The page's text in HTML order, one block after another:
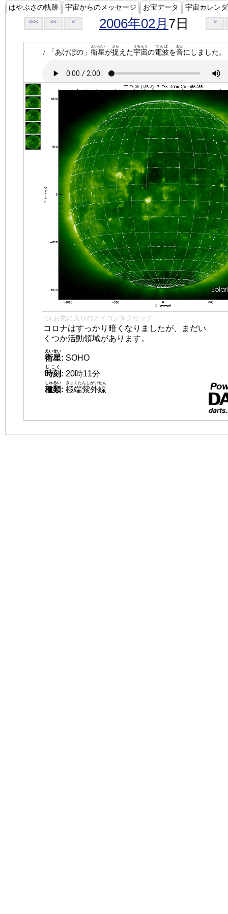
はやぶさの軌跡 宇宙からのメッセージ お宝データ 宇宙カレン
<<< << < 2006年02月 7日 >
♪ 「あけぼの」 衛星
えいせい
が捉
とら
えた宇宙
うちゅう
の電波
でんぱ
を音
おと
にしました。
👈 お気に入りのアイコンをクリック！
コロナはすっかり暗くなりましたが、まだい
くつか活動領域があります。
衛星
えいせい
: SOHO
時刻
じこく
: 20時11分
種類
しゅるい
: 極端紫外線
きょくたんしがいせん